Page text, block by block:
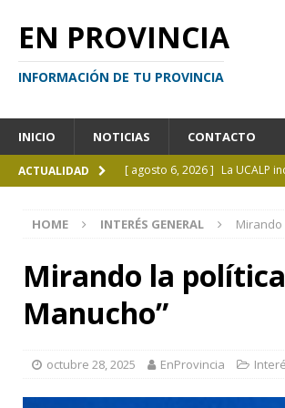
EN PROVINCIA
INFORMACIÓN DE TU PROVINCIA
INICIO NOTICIAS CONTACTO
ACTUALIDAD [ agosto 6, 2026 ] La UCALP
CURIOSIDADES
[ agosto 5, 2026 ]
Kicillof
[ agosto 4, 2026 ]
¿Y si el
[ agosto 6, 2026 ]
HOME INTERÉS GENERAL Mirando
Mirando la
Manucho”
octubre 28, 2025 EnProvincia